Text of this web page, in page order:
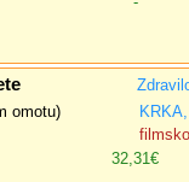
omotu)
32,31€